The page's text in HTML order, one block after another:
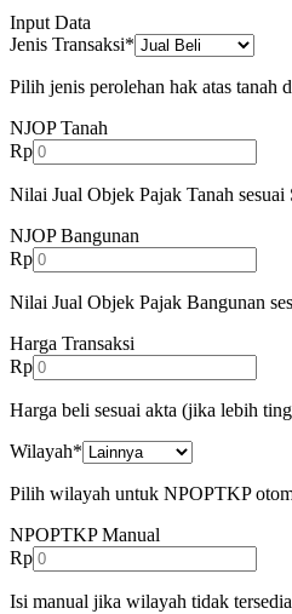
Input Data
Jenis Transaksi*
Pilih jenis perolehan hak atas tanah
NJOP Tanah
Rp
Nilai Jual Objek Pajak Tanah sesuai
NJOP Bangunan
Rp
Nilai Jual Objek Pajak Bangunan
Harga Transaksi
Rp
Harga beli sesuai akta (jika lebih
Wilayah*
Pilih wilayah untuk NPOPTKP
NPOPTKP Manual
Rp
Isi manual jika wilayah tidak